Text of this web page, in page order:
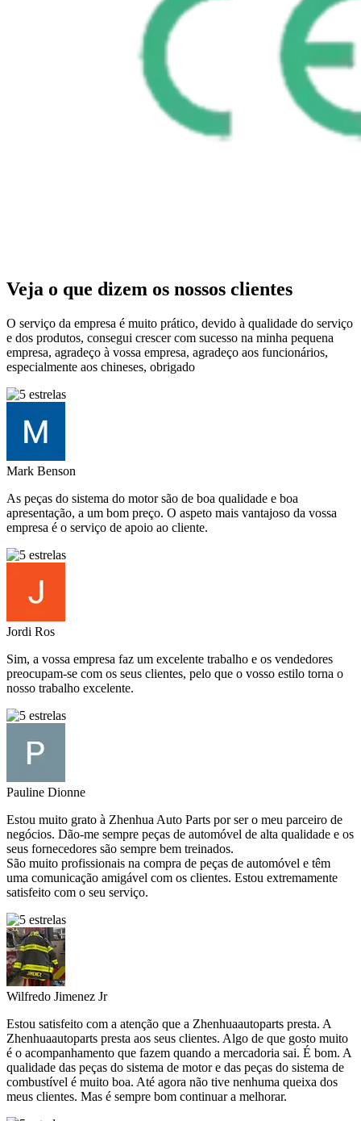
Veja o que dizem os nossos clientes
O serviço da empresa é muito prático, devido à qualidade do serviço
e dos produtos, consegui crescer com sucesso na minha pequena
empresa, agradeço à vossa empresa, agradeço aos funcionários,
especialmente aos chineses, obrigado
Mark Benson
As peças do sistema do motor são de boa qualidade e boa
apresentação, a um bom preço. O aspeto mais vantajoso da vossa
empresa é o serviço de apoio ao cliente.
Jordi Ros
Sim, a vossa empresa faz um excelente trabalho e os vendedores
preocupam-se com os seus clientes, pelo que o vosso estilo torna o
nosso trabalho excelente.
Pauline Dionne
Estou muito grato à Zhenhua Auto Parts por ser o meu parceiro de
negócios. Dão-me sempre peças de automóvel de alta qualidade e os
seus fornecedores são sempre bem treinados.
São muito profissionais na compra de peças de automóvel e têm
uma comunicação amigável com os clientes. Estou extremamente
satisfeito com o seu serviço.
Wilfredo Jimenez Jr
Estou satisfeito com a atenção que a Zhenhuaautoparts presta. A
Zhenhuaautoparts presta aos seus clientes. Algo de que gosto muito
é o acompanhamento que fazem quando a mercadoria sai. É bom. A
qualidade das peças do sistema de motor e das peças do sistema de
combustível é muito boa. Até agora não tive nenhuma queixa dos
meus clientes. Mas é sempre bom continuar a melhorar.